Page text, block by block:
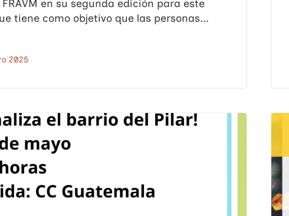
en su segunda edición para este
tiene como objetivo que las personas...
2025